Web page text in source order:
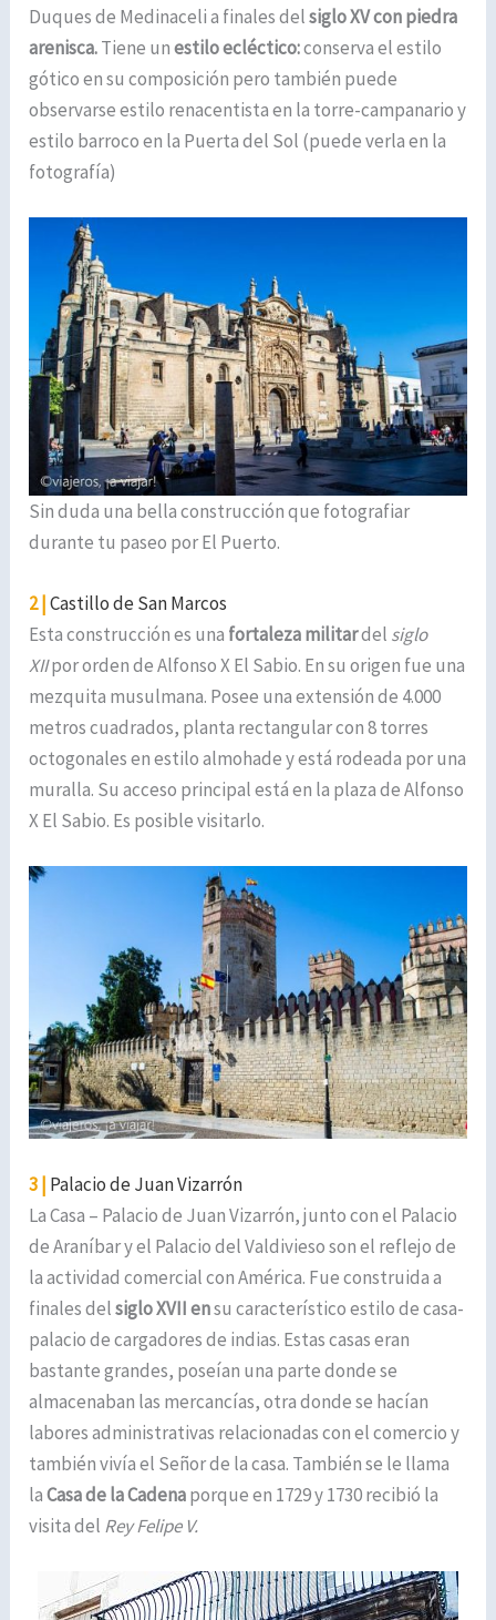
Duques de Medinaceli a finales delsiglo XV con piedra
arenisca.Tiene unestilo ecléctico:conserva el estilo
gótico en su composición pero también puede
observarse estilo renacentista en la torre-campanario y
estilo barroco en la Puerta del Sol (puede verla en la
fotografía)
Sin duda una bella construcción que fotografiar
durante tu paseo por El Puerto.
2 |Castillo de San Marcos
Esta construcción es una fortaleza militardel siglo
XIIpor orden de Alfonso X El Sabio. En su origen fue una
mezquita musulmana. Posee una extensión de 4.000
metros cuadrados, planta rectangular con 8 torres
octogonales en estilo almohade y está rodeada por una
muralla. Su acceso principal está en la plaza de Alfonso
X El Sabio. Es posible visitarlo.
3 | Palacio de Juan Vizarrón
La Casa – Palacio de Juan Vizarrón, junto con el Palacio
de Araníbar y el Palacio del Valdivieso son el reflejo de
la actividad comercial con América. Fue construida a
finales delsiglo XVII ensu característico estilo de casa-
palacio de cargadores de indias. Estas casas eran
bastante grandes, poseían una parte donde se
almacenaban las mercancías, otra donde se hacían
labores administrativas relacionadas con el comercio y
también vivía el Señor de la casa. También se le llama
laCasa de la Cadenaporque en 1729 y 1730 recibió la
visita del Rey Felipe V.